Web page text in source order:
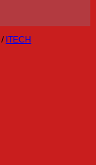
/ ITECH